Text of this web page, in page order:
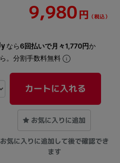
9,980円 （税込）
なら6回払いで月々1,770円か
ら。分割手数料無料
カートに入れる
お気に入りに追加
お気に入りに追加して後で確認でき
ます